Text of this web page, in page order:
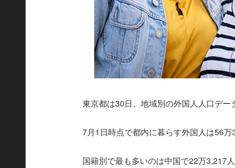
東京都は30日、地域別の外国人人口デー
7月1日時点で都内に暮らす外国人は56万
国籍別で最も多いのは中国で22万3,217